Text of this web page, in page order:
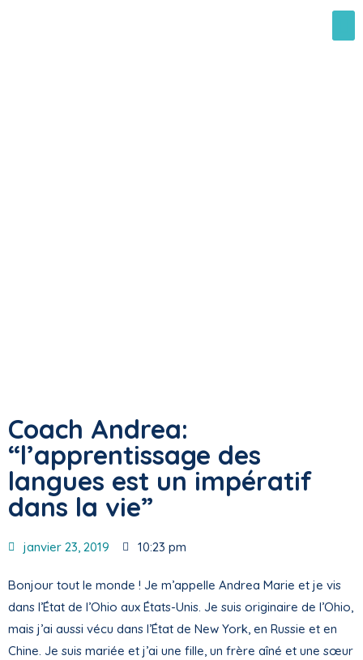
Coach Andrea:
“l’apprentissage des
langues est un impératif
dans la vie”
janvier 23, 2019 10:23 pm
Bonjour tout le monde ! Je m’appelle Andrea Marie et je vis
dans l’État de l’Ohio aux États-Unis. Je suis originaire de l’Ohio,
mais j’ai aussi vécu dans l’État de New York, en Russie et en
Chine. Je suis mariée et j’ai une fille, un frère aîné et une sœur